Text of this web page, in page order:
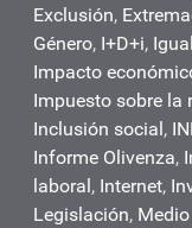
Exclusión,
Género, I+D+i,
Impacto
Impuesto sobre la
Inclusión social ,
Informe Olivenza,
laboral , Internet,
Legislación,